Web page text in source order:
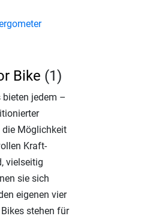
Bike (1)
bieten jedem –
die Möglichkeit
Kraft-
vielseitig
sie sich
eigenen vier
stehen für